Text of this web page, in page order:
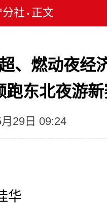
社 • 正文
、燃动夜经
跑东北夜游
29日 09:24
华